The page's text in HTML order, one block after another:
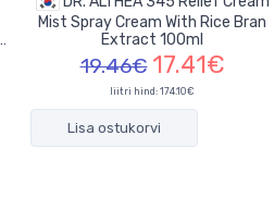
Mist Spray Cream With Rice Bran
Extract 100ml
19.46€ 17.41€
liitri hind: 174.10€
Lisa ostukorvi